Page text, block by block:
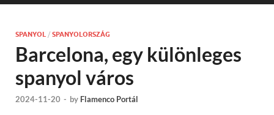
SPANYOL / SPANYOLORSZÁG
Barcelona, egy különleges
spanyol város
2024-11-20 - by Flamenco Portál